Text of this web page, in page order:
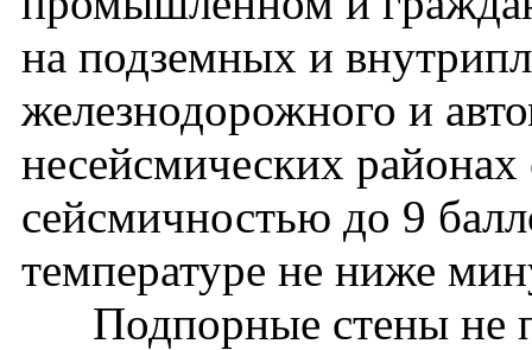
на подземных и
железнодорожного и
несейсмических районах
сейсмичностью до 9
температуре не ниже
Подпорные стены не